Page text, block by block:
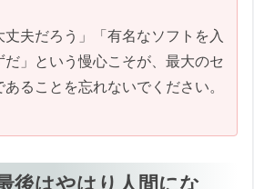
丈夫だろう」「有名なソフトを入
」という慢心こそが、最大のセ
ることを忘れないでください。
後はやはり人間にな